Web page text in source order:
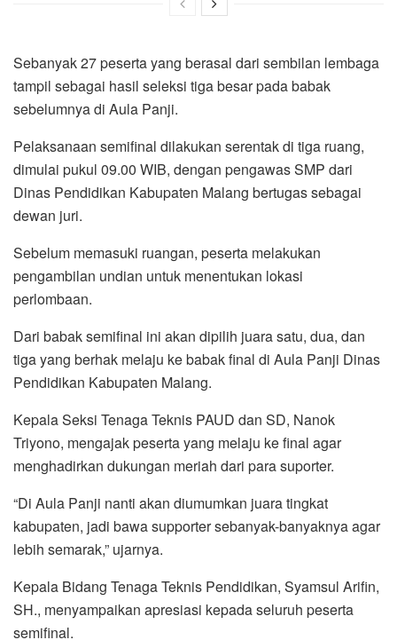
Sebanyak 27 peserta yang berasal dari sembilan lembaga
tampil sebagai hasil seleksi tiga besar pada babak
sebelumnya di Aula Panji.
Pelaksanaan semifinal dilakukan serentak di tiga ruang,
dimulai pukul 09.00 WIB, dengan pengawas SMP dari
Dinas Pendidikan Kabupaten Malang bertugas sebagai
dewan juri.
Sebelum memasuki ruangan, peserta melakukan
pengambilan undian untuk menentukan lokasi
perlombaan.
Dari babak semifinal ini akan dipilih juara satu, dua, dan
tiga yang berhak melaju ke babak final di Aula Panji Dinas
Pendidikan Kabupaten Malang.
Kepala Seksi Tenaga Teknis PAUD dan SD, Nanok
Triyono, mengajak peserta yang melaju ke final agar
menghadirkan dukungan meriah dari para suporter.
“Di Aula Panji nanti akan diumumkan juara tingkat
kabupaten, jadi bawa supporter sebanyak-banyaknya agar
lebih semarak,” ujarnya.
Kepala Bidang Tenaga Teknis Pendidikan, Syamsul Arifin,
SH., menyampaikan apresiasi kepada seluruh peserta
semifinal.